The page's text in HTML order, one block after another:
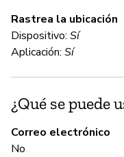
Rastrea la ubicación
Dispositivo: Sí
Aplicación: Sí
¿Qué se puede
Correo electrónico
No